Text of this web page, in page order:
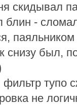
скидывал
блин -
снизу был,
тупо
не